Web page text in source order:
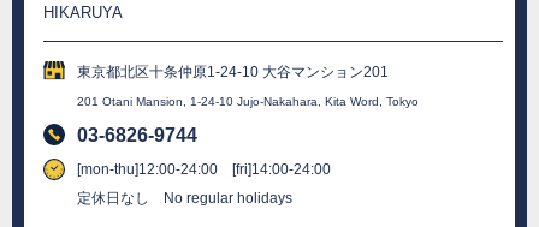
HIKARUYA
東京都北区十条仲原1-24-10 大谷マンション201
201 Otani Mansion, 1-24-10 Jujo-Nakahara, Kita Word, Tokyo
03-6826-9744
[mon-thu]12:00-24:00 [fri]14:00-24:00
定休日なし No regular holidays